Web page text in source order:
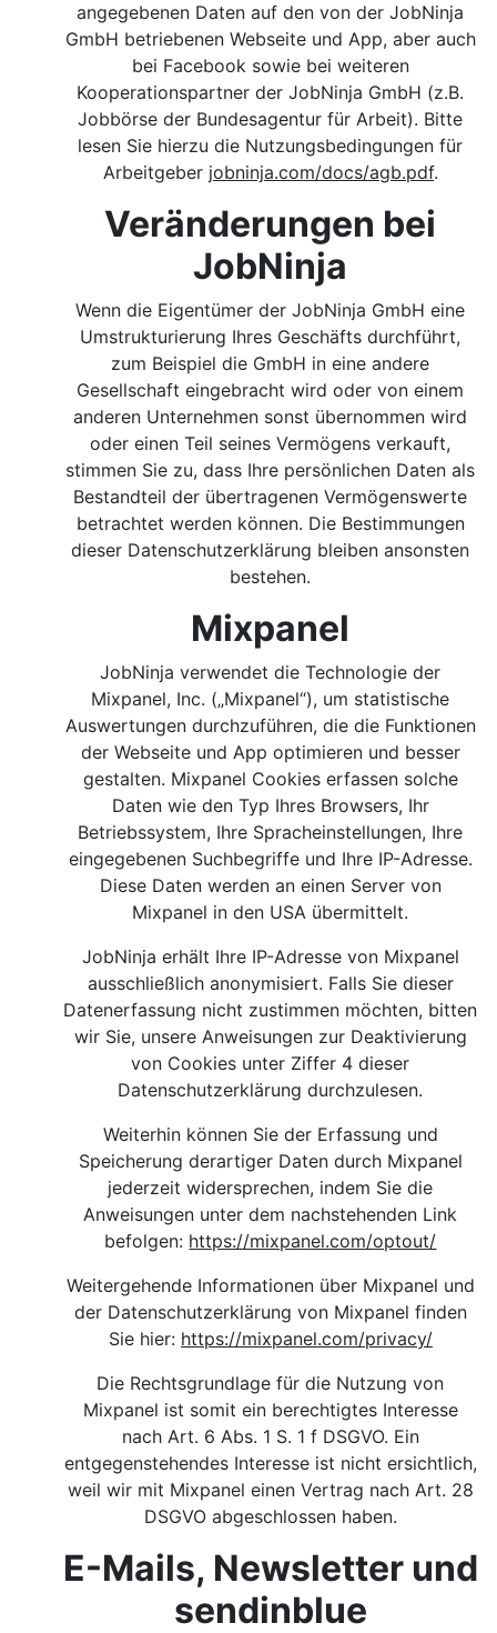
angegebenen Daten auf den von der JobNinja
GmbH betriebenen Webseite und App, aber auch
bei Facebook sowie bei weiteren
Kooperationspartner der JobNinja GmbH (z.B.
Jobbörse der Bundesagentur für Arbeit). Bitte
lesen Sie hierzu die Nutzungsbedingungen für
Arbeitgeber jobninja.com/docs/agb.pdf.
Veränderungen bei
JobNinja
Wenn die Eigentümer der JobNinja GmbH eine
Umstrukturierung Ihres Geschäfts durchführt,
zum Beispiel die GmbH in eine andere
Gesellschaft eingebracht wird oder von einem
anderen Unternehmen sonst übernommen wird
oder einen Teil seines Vermögens verkauft,
stimmen Sie zu, dass Ihre persönlichen Daten als
Bestandteil der übertragenen Vermögenswerte
betrachtet werden können. Die Bestimmungen
dieser Datenschutzerklärung bleiben ansonsten
bestehen.
Mixpanel
JobNinja verwendet die Technologie der
Mixpanel, Inc. („Mixpanel“), um statistische
Auswertungen durchzuführen, die die Funktionen
der Webseite und App optimieren und besser
gestalten. Mixpanel Cookies erfassen solche
Daten wie den Typ Ihres Browsers, Ihr
Betriebssystem, Ihre Spracheinstellungen, Ihre
eingegebenen Suchbegriffe und Ihre IP-Adresse.
Diese Daten werden an einen Server von
Mixpanel in den USA übermittelt.
JobNinja erhält Ihre IP-Adresse von Mixpanel
ausschließlich anonymisiert. Falls Sie dieser
Datenerfassung nicht zustimmen möchten, bitten
wir Sie, unsere Anweisungen zur Deaktivierung
von Cookies unter Ziffer 4 dieser
Datenschutzerklärung durchzulesen.
Weiterhin können Sie der Erfassung und
Speicherung derartiger Daten durch Mixpanel
jederzeit widersprechen, indem Sie die
Anweisungen unter dem nachstehenden Link
befolgen: https://mixpanel.com/optout/
Weitergehende Informationen über Mixpanel und
der Datenschutzerklärung von Mixpanel finden
Sie hier: https://mixpanel.com/privacy/
Die Rechtsgrundlage für die Nutzung von
Mixpanel ist somit ein berechtigtes Interesse
nach Art. 6 Abs. 1 S. 1 f DSGVO. Ein
entgegenstehendes Interesse ist nicht ersichtlich,
weil wir mit Mixpanel einen Vertrag nach Art. 28
DSGVO abgeschlossen haben.
E-Mails, Newsletter und
sendinblue